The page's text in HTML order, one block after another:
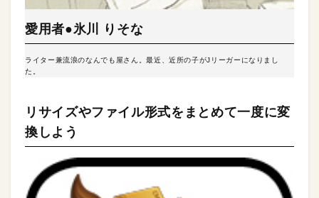
愛用者●氷川 りそな
ライター兼流浪のなんでも屋さん。最近、近所の子がJリーガーになりまし
た。
リサイズやファイル形式をまとめて一度に変
換しよう